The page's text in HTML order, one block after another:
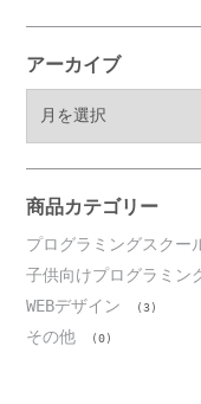
アーカイブ
ブ
商品カテゴリー
プログラミングスクー
子供向けプログラミン
WEBデザイン (3)
その他 (0)